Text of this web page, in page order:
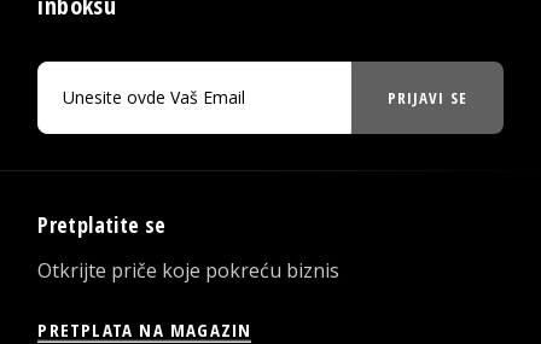
PRIJAVI SE
Pretplatite se
Otkrijte priče koje pokreću biznis
PRETPLATA NA MAGAZIN